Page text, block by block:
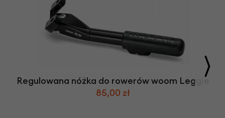
Regulowana nóżka do rowerów woom Leggie
85,00 zł